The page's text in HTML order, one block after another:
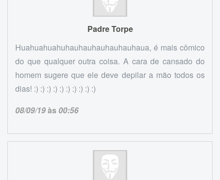
Padre Torpe
Huahuahuahuhauhauhauhauhauhaua, é mais cômico
do que qualquer outra coisa. A cara de cansado do
homem sugere que ele deve depilar a mão todos os
dias! :) :) :) :) :) :) :) :) :) :)
08/09/19às00:56